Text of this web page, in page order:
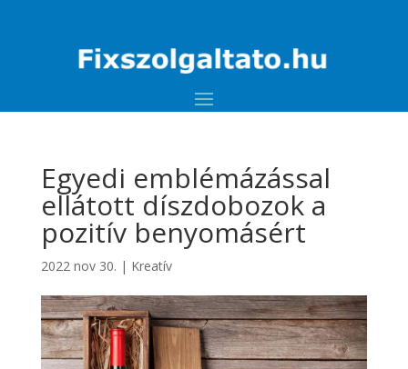
Egyedi emblémázással
ellátott díszdobozok a
pozitív benyomásért
2022 nov 30. | Kreatív